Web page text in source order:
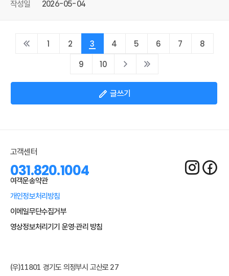
작성일
2026-05-04
1 2 3 4 5 6 7
8
9
10
글쓰기
고객센터
031.820.1004
여객운송약관
개인정보처리방침
이메일무단수집거부
영상정보처리기기 운영·관리 방침
(우)11801 경기도 의정부시 고산로 27